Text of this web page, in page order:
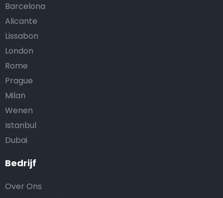
Bedrijf
Over Ons
Barcelona
Alicante
Lissabon
London
Rome
Prague
Milan
Wenen
Istanbul
Dubai